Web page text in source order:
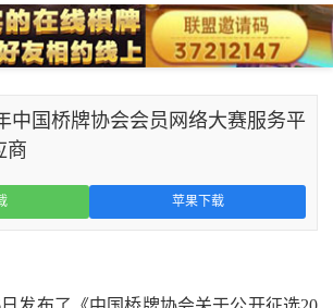
中国桥牌协会会员网络大赛服务平
商
苹果下载